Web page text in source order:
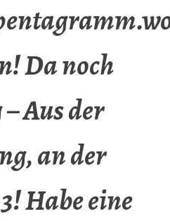
Da noch
Aus der
an der
Habe eine